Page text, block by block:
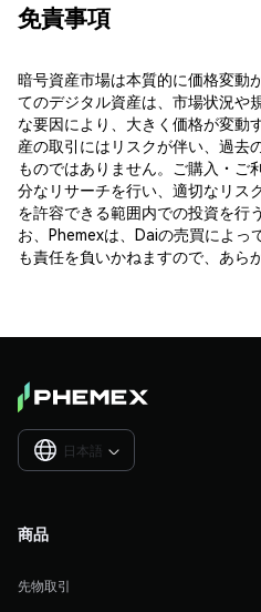
免責事項
暗号資産市場は本質的に価格変動
てのデジタル資産は、市場状況や
な要因により、大きく価格が変動
産の取引にはリスクが伴い、過去
ものではありません。ご購入・ご
分なリサーチを行い、適切なリス
を許容できる範囲内での投資を行
お、Phemexは、Daiの売買によっ
も責任を負いかねますので、あら
日本語 
商品
先物取引